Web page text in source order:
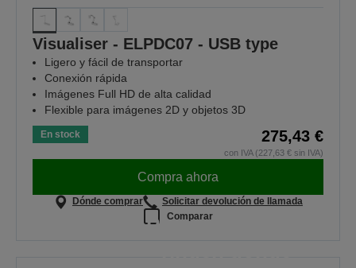
Visualiser - ELPDC07 - USB type
Ligero y fácil de transportar
Conexión rápida
Imágenes Full HD de alta calidad
Flexible para imágenes 2D y objetos 3D
En stock 275,43 €
con IVA (227,63 € sin IVA)
Compra ahora
Dónde comprar
Solicitar devolución de llamada
Comparar
Proyectores que